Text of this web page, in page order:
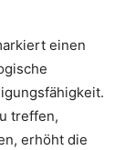
einen
treffen,
erhöht die